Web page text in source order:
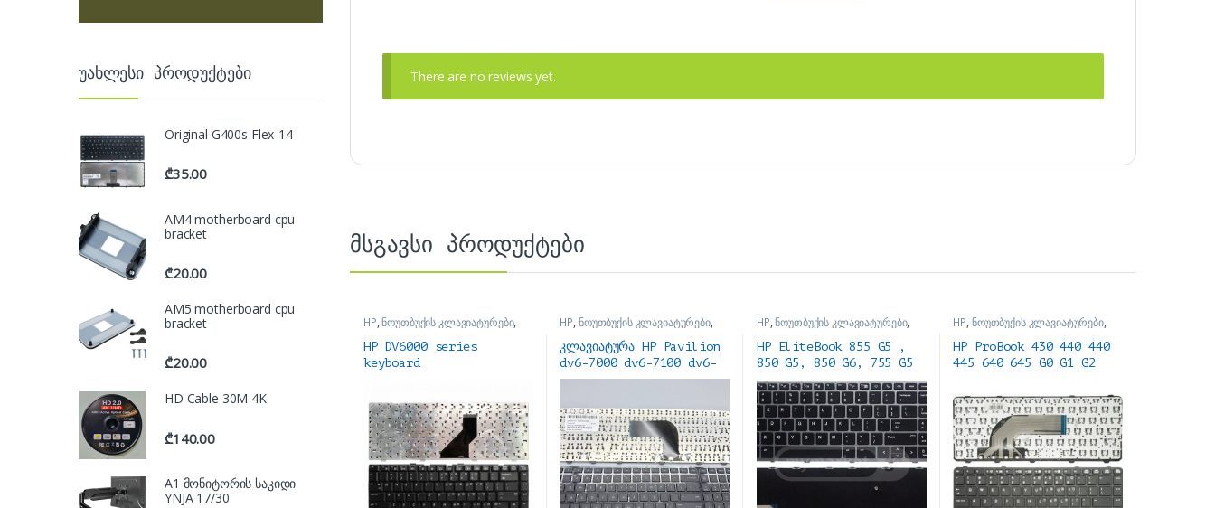
There are no reviews yet.
მსგავსი პროდუქტები
HP,ნოუთბუქის კლავიატურები,
ნოუთბუქის ნაწილები და
აქსესუარები
HP DV6000 series
keyboard
HP, ნოუთბუქის კლავიატურები,
ნოუთბუქის ნაწილები და
აქსესუარები
კლავიატურა HP Pavilion
dv6-7000 dv6-7100 dv6-
7200 Series
HP,ნოუთბუქის კლავიატურები,
ნოუთბუქის ნაწილები და
აქსესუარები
HP EliteBook 855 G5 ,
850 G5, 850 G6, 755 G5
Keyboard NO backlight
განათების გარეშე
HP, ნოუთბუქის კლავიატურები,
ნოუთბუქის ნაწილები და
აქსესუარები
HP ProBook 430 440 440
445 640 645 G0 G1 G2
უახლესი პროდუქტები
Original G400s Flex-14
₾35.00
AM4 motherboard cpu
bracket
₾20.00
AM5 motherboard cpu
bracket
₾20.00
HD Cable 30M 4K
₾140.00
A1 მონიტორის საკიდი
YNJA 17/30